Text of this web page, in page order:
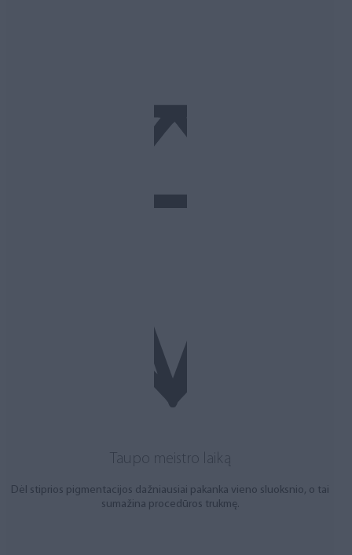
Taupo meistro laiką
Dėl stiprios pigmentacijos dažniausiai pakanka vieno sluoksnio, o tai
sumažina procedūros trukmę.